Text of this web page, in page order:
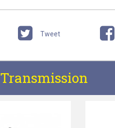
Tweet
Transmission